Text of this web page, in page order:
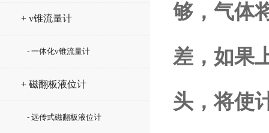
+ v锥流量计
- 一体化v锥流量计
+ 磁翻板液位计
- 远传式磁翻板液位计
够，气体
差，如果
头，将使